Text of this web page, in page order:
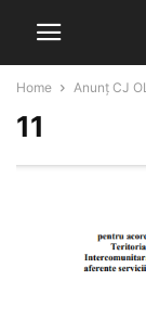
Home Anunț CJ
11